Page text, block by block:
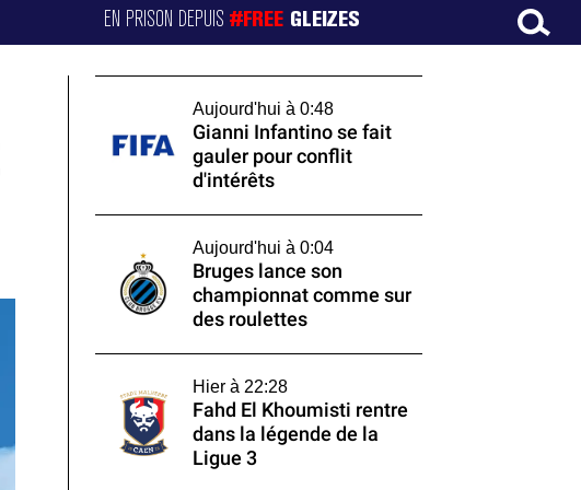
EN PRISON DEPUIS#FREE GLEIZES
Aujourd'hui à 0:48
Gianni Infantino se fait
gauler pour conflit
d'intérêts
Aujourd'hui à 0:04
Bruges lance son
championnat comme sur
des roulettes
Hier à 22:28
Fahd El Khoumisti rentre
dans la légende de la
Ligue 3